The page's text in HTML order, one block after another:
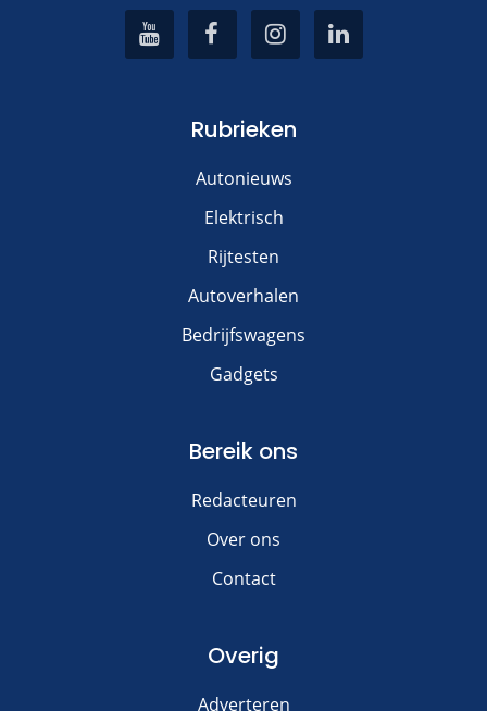
Rubrieken
Autonieuws
Elektrisch
Rijtesten
Autoverhalen
Bedrijfswagens
Gadgets
Bereik ons
Redacteuren
Over ons
Contact
Overig
Adverteren